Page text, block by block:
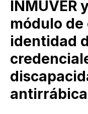
INMUVER
módulo de
identidad